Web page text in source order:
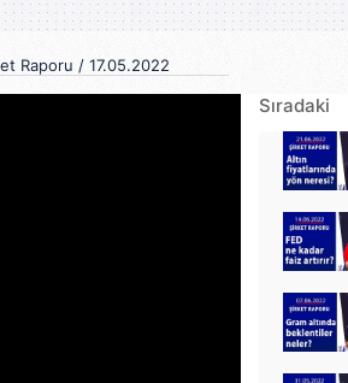
Raporu / 17.05.2022
Sıradaki